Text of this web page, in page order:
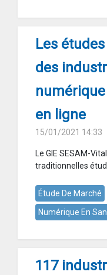
Les
des
en ligne
15/01/2021 14:33
Le GIE SESAM-
traditionnelles
Étude De Marché
Numérique En
117